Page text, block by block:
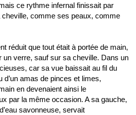
ce rythme infernal finissait par
cheville, comme ses peaux, comme
réduit que tout était à portée de main,
un verre, sauf sur sa cheville. Dans un
car sa vue baissait au fil du
d’un amas de pinces et limes,
en devenaient ainsi le
par la même occasion. A sa gauche,
savonneuse, servait